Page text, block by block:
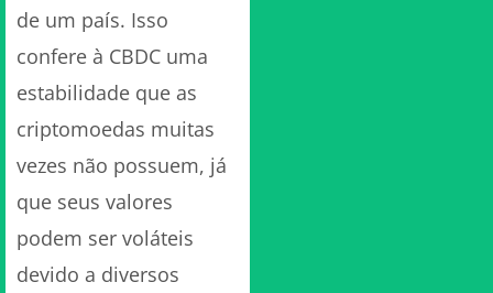
de um país. Isso
confere à CBDC uma
estabilidade que as
criptomoedas muitas
vezes não possuem, já
que seus valores
podem ser voláteis
devido a diversos